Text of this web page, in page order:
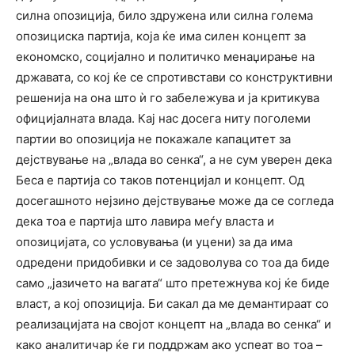
силна опозиција, било здружена или силна голема
опозициска партија, која ќе има силен концепт за
економско, социјално и политичко менаџирање на
државата, со кој ќе се спротивстави со конструктивни
решенија на она што ѝ го забележува и ја критикува
официјалната влада. Кај нас досега ниту поголеми
партии во опозиција не покажале капацитет за
дејствување на „влада во сенка“, а не сум уверен дека
Беса е партија со таков потенцијал и концепт. Од
досегашното нејзино дејствување може да се согледа
дека тоа е партија што лавира меѓу власта и
опозицијата, со условувања (и уцени) за да има
одредени придобивки и се задоволува со тоа да биде
само „јазичето на вагата“ што претежнува кој ќе биде
власт, а кој опозиција. Би сакал да ме демантираат со
реализацијата на својот концепт на „влада во сенка“ и
како аналитичар ќе ги поддржам ако успеат во тоа –